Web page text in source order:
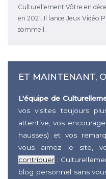
Culturellement Vôtre en
en 2021. Il lance Jeux Vidéo
sommeil.
ET MAINTENANT,
L'équipe de
vos visites toujours
attentive, vos
hausses) et vos
vous aimez le site,
contribuer :
blog personnel sans